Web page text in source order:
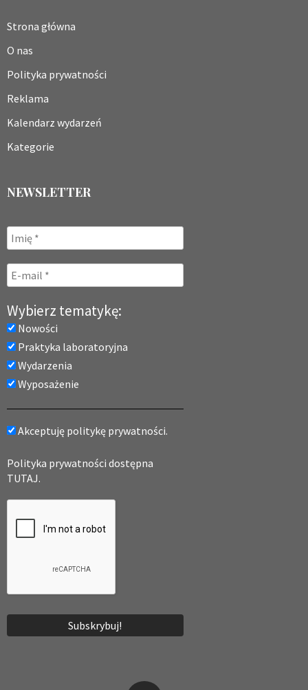
Strona główna
O nas
Polityka prywatności
Reklama
Kalendarz wydarzeń
Kategorie
NEWSLETTER
Wybierz tematykę:
Nowości
Praktyka laboratoryjna
Wydarzenia
Wyposażenie
Akceptuję politykę prywatności.
Polityka prywatności dostępna
TUTAJ.